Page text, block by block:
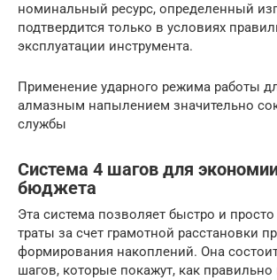
номинальный ресурс, определенный
подтвердится только в условиях
эксплуатации инструмента.
Применение ударного режима работы
алмазным напылением значительно
службы
Система 4 шагов для
бюджета
Эта система позволяет быстро и
траты за счет грамотной расстановки
формирования накоплений. Она
шагов, которые покажут, как правильно